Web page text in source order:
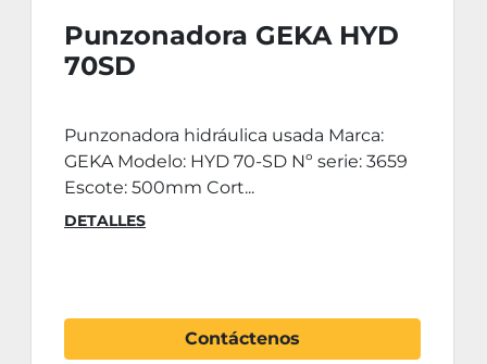
Punzonadora GEKA HYD
70SD
Punzonadora hidráulica usada Marca:
GEKA Modelo: HYD 70-SD Nº serie: 3659
Escote: 500mm Cort...
DETALLES
Contáctenos